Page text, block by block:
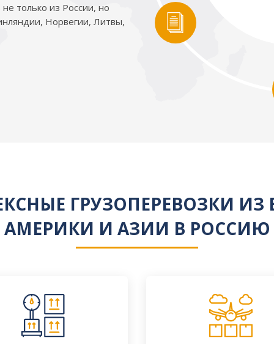
только из России, но
Норвегии, Литвы,
ГРУЗОПЕРЕВОЗКИ ИЗ
АМЕРИКИ И АЗИИ В РОССИЮ